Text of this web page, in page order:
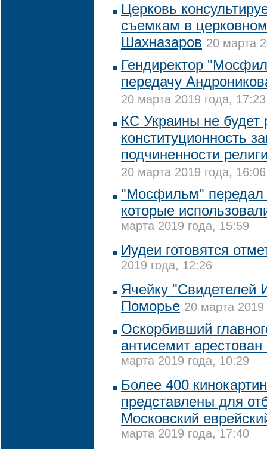
Церковь
съемкам в
Шахназаров 20 марта
Гендиректор
передачу
20 марта 2019 года, 17:23
КС Украины не будет
конституционность
подчиненности
20 марта 2019 года, 16:06
"Мосфильм" передал
которые
марта 2019 года, 15:59
Иудеи готовятся
2019 года, 12:26
Ячейку "Свидетелей
Поморье 20 марта 2019
Оскорбивший
антисемит
марта 2019 года, 10:29
Более 400
представлены для
Московский
марта 2019 года, 17:40